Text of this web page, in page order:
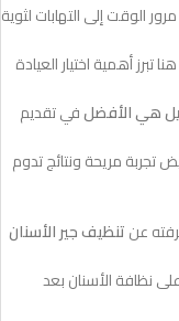
الوقت إلى التهابات لثوية
أهمية اختيار العيادة
هي الأفضلفي تقديم
مريحة ونتائج تدوم
عنتنظيف جير الأسنان
نظافة الأسنان بعد